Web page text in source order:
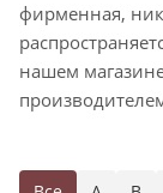
фирменная,
нашем